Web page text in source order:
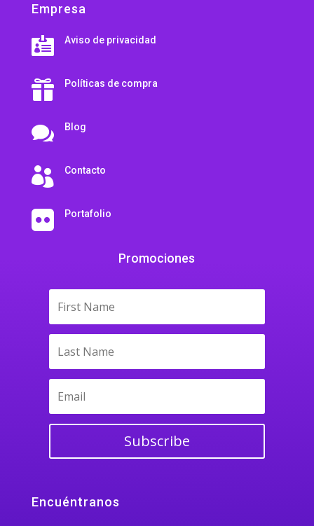
Empresa
 Aviso de privacidad
 Políticas de compra
 Blog
 Contacto
 Portafolio
Promociones
Subscribe
Encuéntranos